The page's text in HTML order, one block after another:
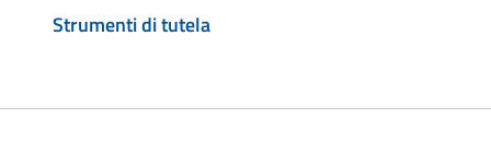
Strumenti di tutela